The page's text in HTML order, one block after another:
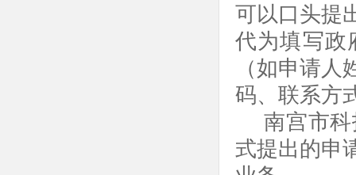
可以口头提
代为填写政
（如申请
码、联系方
南宫市
式提出的申